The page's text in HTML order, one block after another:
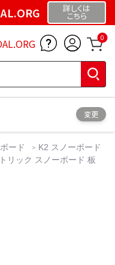
詳しくは
こちら
0
変更
ード
K2 スノーボード
リック スノーボード 板